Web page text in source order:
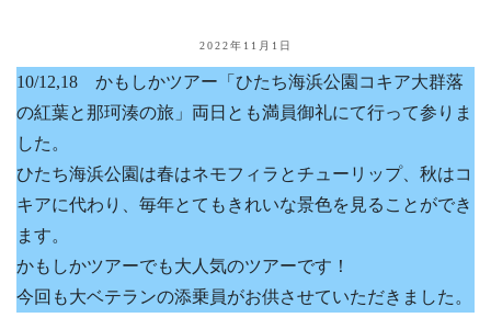
2022年11月1日
10/12,18 かもしかツアー「ひたち海浜公園コキア大群落
の紅葉と那珂湊の旅」両日とも満員御礼にて行って参りま
した。
ひたち海浜公園は春はネモフィラとチューリップ、秋はコ
キアに代わり、毎年とてもきれいな景色を見ることができ
ます。
かもしかツアーでも大人気のツアーです！
今回も大ベテランの添乗員がお供させていただきました。